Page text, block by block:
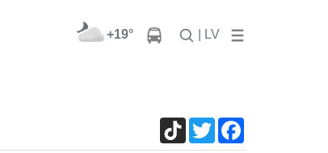
+19° | LV
TikTokTwitter